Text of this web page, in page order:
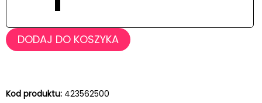
DODAJ DO KOSZYKA
Kod produktu: 423562500